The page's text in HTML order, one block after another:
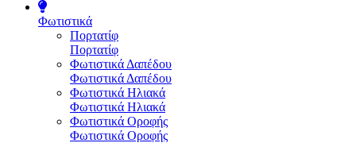
Φωτιστικά
Πορτατίφ
Πορτατίφ
Φωτιστικά Δαπέδου
Φωτιστικά Δαπέδου
Φωτιστικά Ηλιακά
Φωτιστικά Ηλιακά
Φωτιστικά Οροφής
Φωτιστικά Οροφής